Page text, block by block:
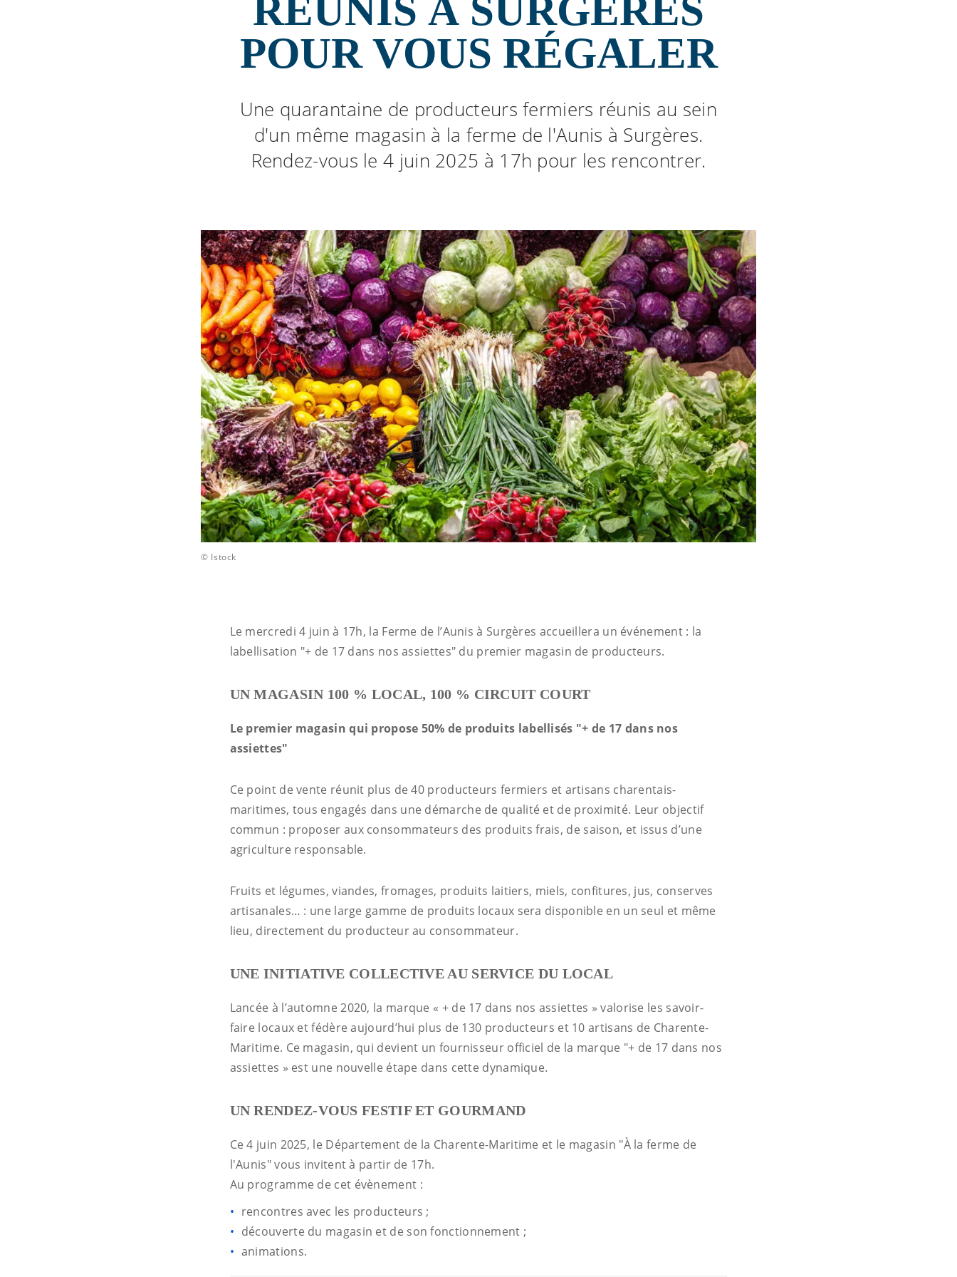
RÉUNIS À SURGÈRES
POUR VOUS RÉGALER
Une quarantaine de producteurs fermiers réunis au sein
d'un même magasin à la ferme de l'Aunis à Surgères.
Rendez-vous le 4 juin 2025 à 17h pour les rencontrer.
© Istock
Le mercredi 4 juin à 17h, la Ferme de l’Aunis à Surgères accueillera un événement : la
labellisation "+ de 17 dans nos assiettes" du premier magasin de producteurs.
UN MAGASIN 100 % LOCAL, 100 % CIRCUIT COURT
Le premier magasin qui propose 50% de produits labellisés "+ de 17 dans nos
assiettes"
Ce point de vente réunit plus de 40 producteurs fermiers et artisans charentais-
maritimes, tous engagés dans une démarche de qualité et de proximité. Leur objectif
commun : proposer aux consommateurs des produits frais, de saison, et issus d’une
agriculture responsable.
Fruits et légumes, viandes, fromages, produits laitiers, miels, confitures, jus, conserves
artisanales… : une large gamme de produits locaux sera disponible en un seul et même
lieu, directement du producteur au consommateur.
UNE INITIATIVE COLLECTIVE AU SERVICE DU LOCAL
Lancée à l’automne 2020, la marque « + de 17 dans nos assiettes » valorise les savoir-
faire locaux et fédère aujourd’hui plus de 130 producteurs et 10 artisans de Charente-
Maritime. Ce magasin, qui devient un fournisseur officiel de la marque "+ de 17 dans nos
assiettes » est une nouvelle étape dans cette dynamique.
UN RENDEZ-VOUS FESTIF ET GOURMAND
Ce 4 juin 2025, le Département de la Charente-Maritime et le magasin "À la ferme de
l'Aunis" vous invitent à partir de 17h.
Au programme de cet évènement :
rencontres avec les producteurs ;
découverte du magasin et de son fonctionnement ;
animations.